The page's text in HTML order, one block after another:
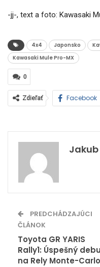
-jj-, text a foto: Kawasaki
4x4 Japonsko
Kawasaki Mule Pro-MX
0
Zdieľať Facebook
PREDCHÁDZAJÚCI
ČLÁNOK
Toyota GR YARIS
Rally1: Úspešný
na Rely Monte-Carlo